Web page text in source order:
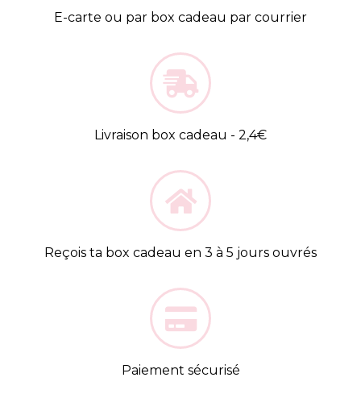
E-carte ou par box cadeau par courrier
Livraison box cadeau - 2,4€
Reçois ta box cadeau en 3 à 5 jours ouvrés
Paiement sécurisé